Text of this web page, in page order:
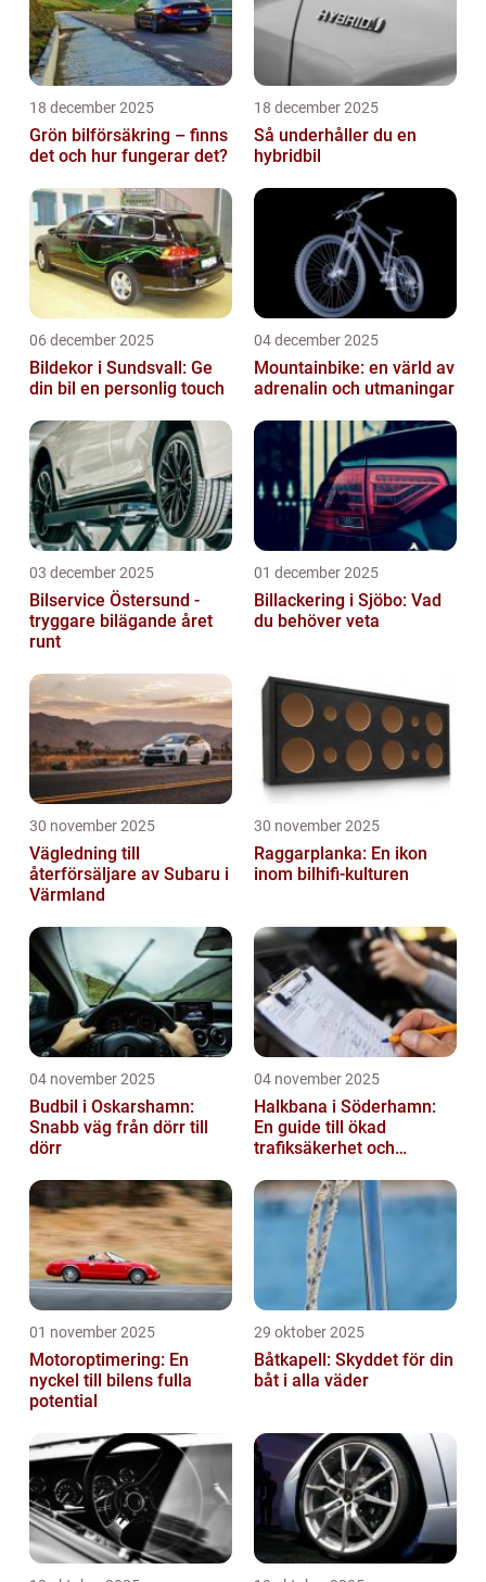
18 december 2025
Grön bilförsäkring – finns
det och hur fungerar det?
18 december 2025
Så underhåller du en
hybridbil
06 december 2025
Bildekor i Sundsvall: Ge
din bil en personlig touch
04 december 2025
Mountainbike: en värld av
adrenalin och utmaningar
03 december 2025
Bilservice Östersund -
tryggare bilägande året
runt
01 december 2025
Billackering i Sjöbo: Vad
du behöver veta
30 november 2025
Vägledning till
återförsäljare av Subaru i
Värmland
30 november 2025
Raggarplanka: En ikon
inom bilhifi-kulturen
04 november 2025
Budbil i Oskarshamn:
Snabb väg från dörr till
dörr
04 november 2025
Halkbana i Söderhamn:
En guide till ökad
trafiksäkerhet och
01 november 2025
Motoroptimering: En
nyckel till bilens fulla
potential
29 oktober 2025
Båtkapell: Skyddet för din
båt i alla väder